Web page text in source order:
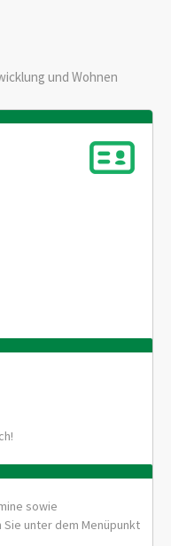
und Wohnen
sowie
unter dem Menüpunkt